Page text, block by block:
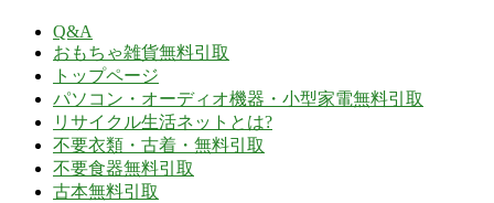
Q&A
おもちゃ雑貨無料引取
トップページ
パソコン・オーディオ機器・小型家電無料引取
リサイクル生活ネットとは?
不要衣類・古着・無料引取
不要食器無料引取
古本無料引取